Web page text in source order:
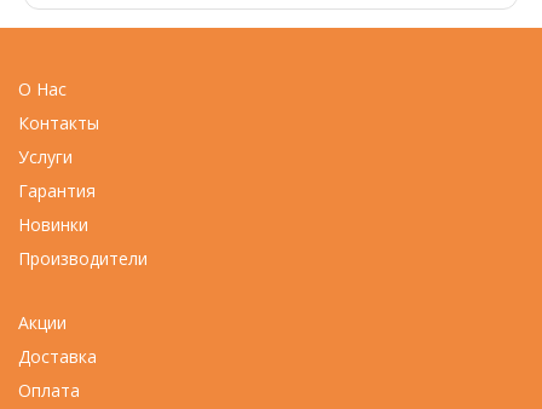
О Нас
Контакты
Услуги
Гарантия
Новинки
Производители
Акции
Доставка
Оплата